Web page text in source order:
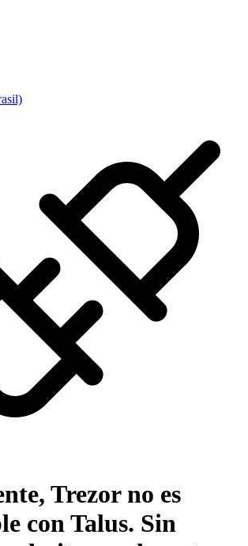
Trezor no es
conTalus. Sin